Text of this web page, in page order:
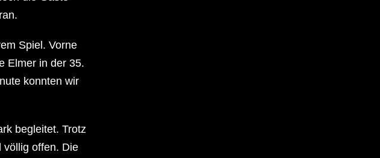
Spiel. Vorne
Elmer in der 35.
konnten wir
begleitet. Trotz
völlig offen. Die